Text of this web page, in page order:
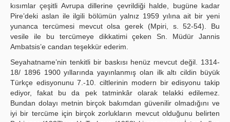
kısımlar çeşitli Avrupa dillerine çevrildiği halde, bugüne kadar
Pire’deki aslan ile ilgili bölümün yalnız 1959 yılına ait bir yeni
yunanca tercümesi mevcut olsa gerek (Mpiri, s. 52-54). Bu
vesile ile bu tercümeye dikkatimi çeken Sn. Müdür Jannis
Ambatsis’e candan teşekkür ederim.
Seyahatname’nin tenkitli bir baskısı henüz mevcut değil. 1314-
18/ 1896 1900 yıllarında yayınlanmış olan ilk altı cildin büyük
Türkçe edisyonunu 7.-10. ciltlerinin modern bir edisyonu takip
ediyor, fakat bu da pek tatminkâr olarak telakki edilemez.
Bundan dolayı metnin birçok bakımdan güvenilir olmadığını ve
iyi bir tercüme için birçok zorlukların mevcut olduğunu belirten